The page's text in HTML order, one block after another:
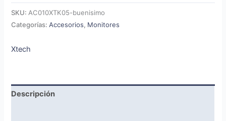
SKU: AC010XTK05-buenisimo
Categorías:Accesorios, Monitores
Xtech
Descripción